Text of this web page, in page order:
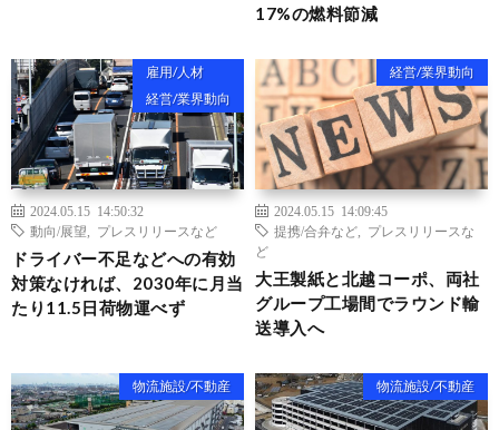
17%の燃料節減
雇用/人材
経営/業界動向
2024.05.15 14:50:32
動向/展望
プレスリリースなど
ドライバー不足などへの有効
対策なければ、2030年に月当
たり11.5日荷物運べず
経営/業界動向
2024.05.15 14:09:45
提携/合弁など
プレスリリースな
ど
大王製紙と北越コーポ、両社
グループ工場間でラウンド輸
送導入へ
物流施設/不動産 物流施設/不動産